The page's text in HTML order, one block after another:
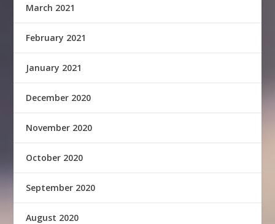
March 2021
February 2021
January 2021
December 2020
November 2020
October 2020
September 2020
August 2020